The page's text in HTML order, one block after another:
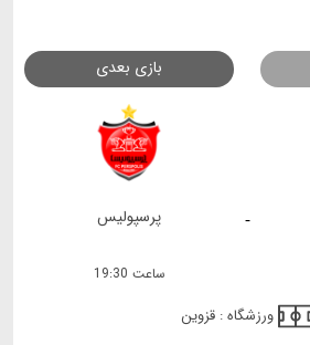
بازی بعدی
- پرسپولیس
ساعت 19:30
ورزشگاه : قزوین